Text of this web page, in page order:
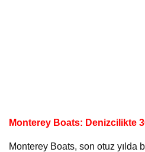
Monterey Boats: Denizcilikte
Monterey Boats, son otuz yılda